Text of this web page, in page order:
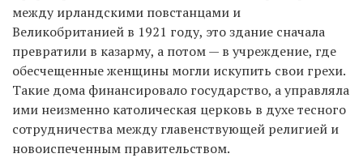
между ирландскими повстанцами и
Великобританией в 1921 году, это здание сначала
превратили в казарму, а потом — в учреждение, где
обесчещенные женщины могли искупить свои грехи.
Такие дома финансировало государство, а управляла
ими неизменно католическая церковь в духе тесного
сотрудничества между главенствующей религией и
новоиспеченным правительством.